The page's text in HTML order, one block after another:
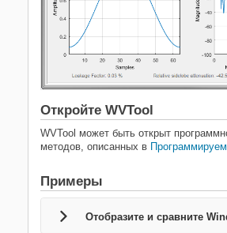
Откройте WVTool
WVTool может быть открыт
методов, описанных в
Примеры
Отобразите и сравните